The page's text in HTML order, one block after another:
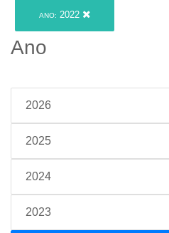
ANO: 2022
Ano
2026
2025
2024
2023